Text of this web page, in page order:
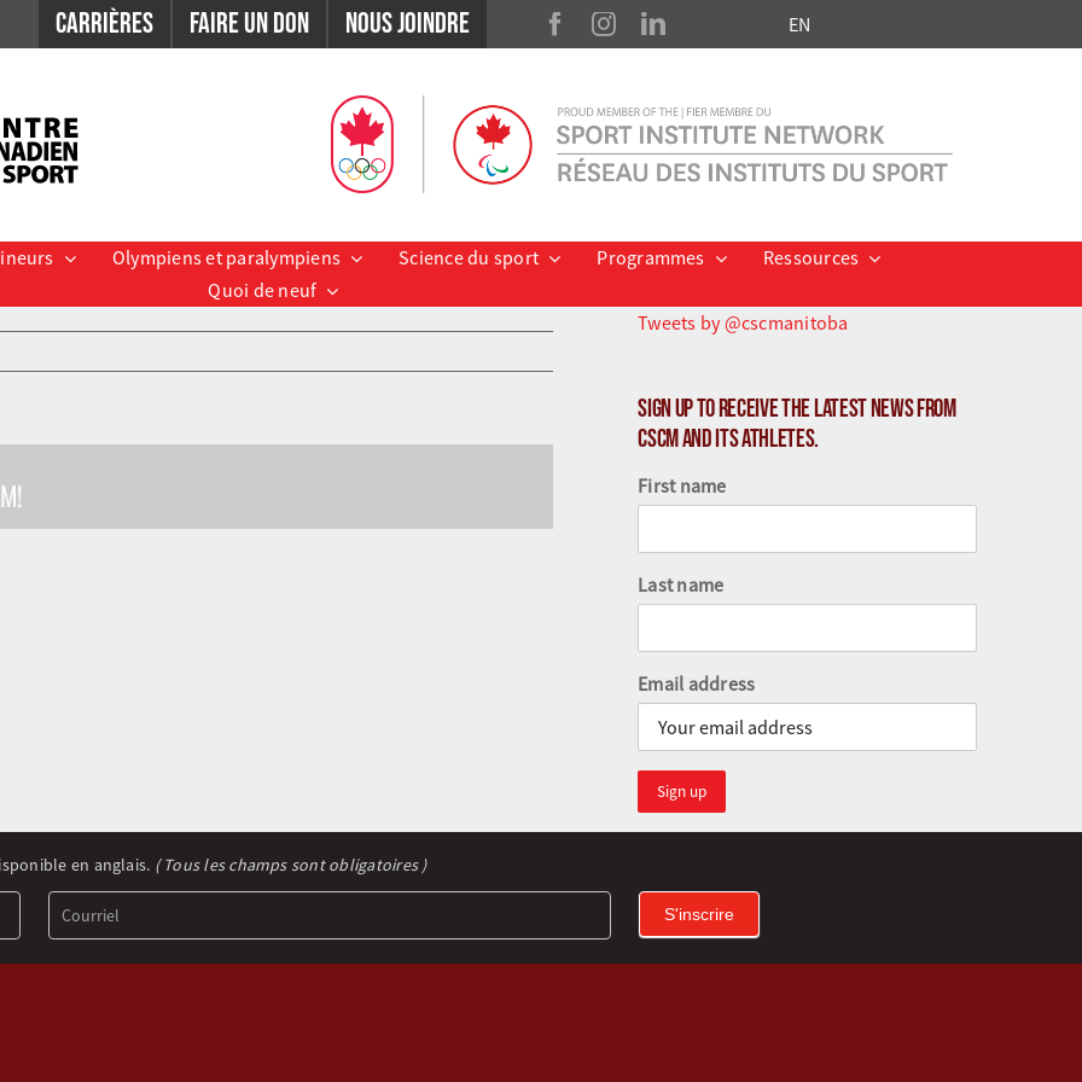
Carrières Faire un don Nous Joindre EN
Olympiens et paralympiens Science du sport Programmes
Ressources
Quoi de neuf
Tweets by @cscmanitoba
Sign up to receive the latest news from
CSCM and its athletes.
First name
Last name
Email address
en anglais. ( Tous les champs sont obligatoires )
S'inscrire